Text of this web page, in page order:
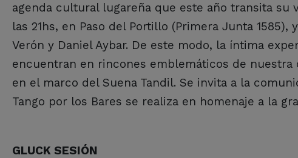
agenda cultural lugareña que este año transita su
las 21hs, en Paso del Portillo (Primera Junta
Verón y Daniel Aybar. De este modo, la íntima
encuentran en rincones emblemáticos de
en el marco del Suena Tandil. Se invita a la
Tango por los Bares se realiza en homenaje a la
GLUCK SESIÓN